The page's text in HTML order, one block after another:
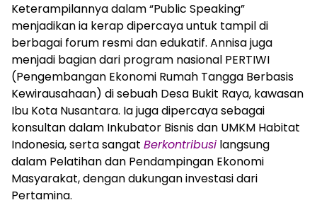
Keterampilannya dalam “Public Speaking”
menjadikan ia kerap dipercaya untuk tampil di
berbagai forum resmi dan edukatif. Annisa juga
menjadi bagian dari program nasional PERTIWI
(Pengembangan Ekonomi Rumah Tangga Berbasis
Kewirausahaan) di sebuah Desa Bukit Raya, kawasan
Ibu Kota Nusantara. Ia juga dipercaya sebagai
konsultan dalam Inkubator Bisnis dan UMKM Habitat
Indonesia, serta sangat Berkontribusi langsung
dalam Pelatihan dan Pendampingan Ekonomi
Masyarakat, dengan dukungan investasi dari
Pertamina.